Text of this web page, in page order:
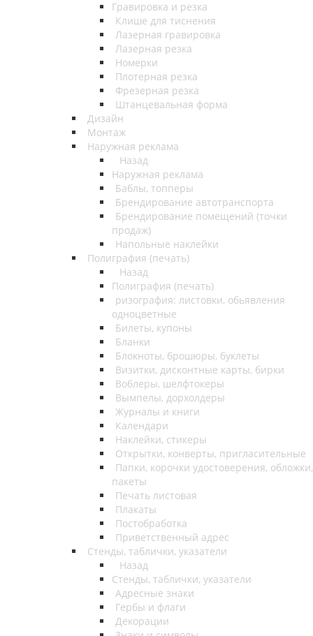
Гравировка и резка
Клише для тиснения
Лазерная гравировка
Лазерная резка
Номерки
Плотерная резка
Фрезерная резка
Штанцевальная форма
Дизайн
Монтаж
Наружная реклама
Назад
Наружная реклама
Баблы, топперы
Брендирование автотранспорта
Брендирование помещений (точки
продаж)
Напольные наклейки
Полиграфия (печать)
Назад
Полиграфия (печать)
ризография: листовки, обьявления
одноцветные
Билеты, купоны
Бланки
Блокноты, брошюры, буклеты
Визитки, дисконтные карты, бирки
Воблеры, шелфтокеры
Вымпелы, дорхолдеры
Журналы и книги
Календари
Наклейки, стикеры
Открытки, конверты, пригласительные
Папки, корочки удостоверения, обложки,
пакеты
Печать листовая
Плакаты
Постобработка
Приветственный адрес
Стенды, таблички, указатели
Назад
Стенды, таблички, указатели
Адресные знаки
Гербы и флаги
Декорации